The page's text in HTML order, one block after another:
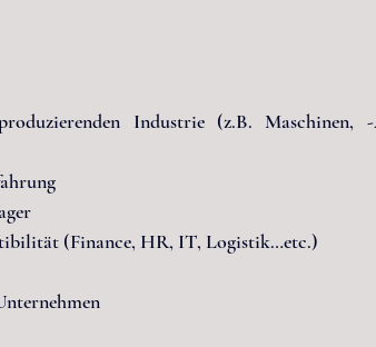
Industrie (z.B. Maschinen, -
(Finance, HR, IT, Logistik…etc.)